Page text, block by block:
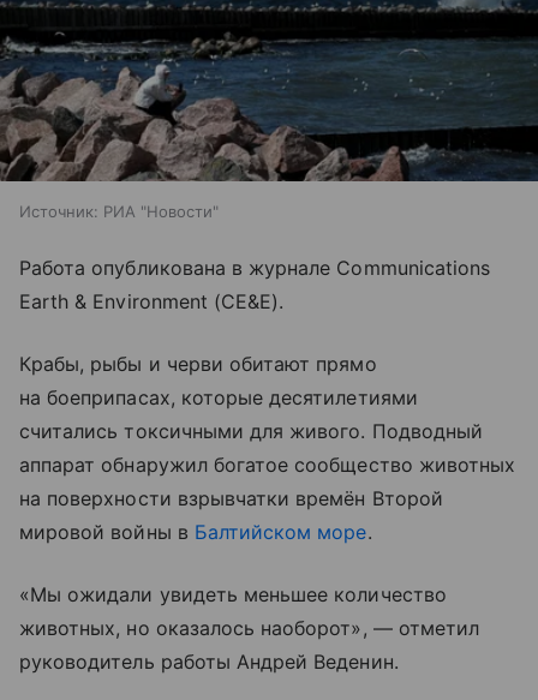
Источник: РИА "Новости"
Работа опубликована в журнале Communications
Earth & Environment (CE&E).
Крабы, рыбы и черви обитают прямо
на боеприпасах, которые десятилетиями
считались токсичными для живого. Подводный
аппарат обнаружил богатое сообщество животных
на поверхности взрывчатки времён Второй
мировой войны в Балтийском море.
«Мы ожидали увидеть меньшее количество
животных, но оказалось наоборот», — отметил
руководитель работы Андрей Веденин.